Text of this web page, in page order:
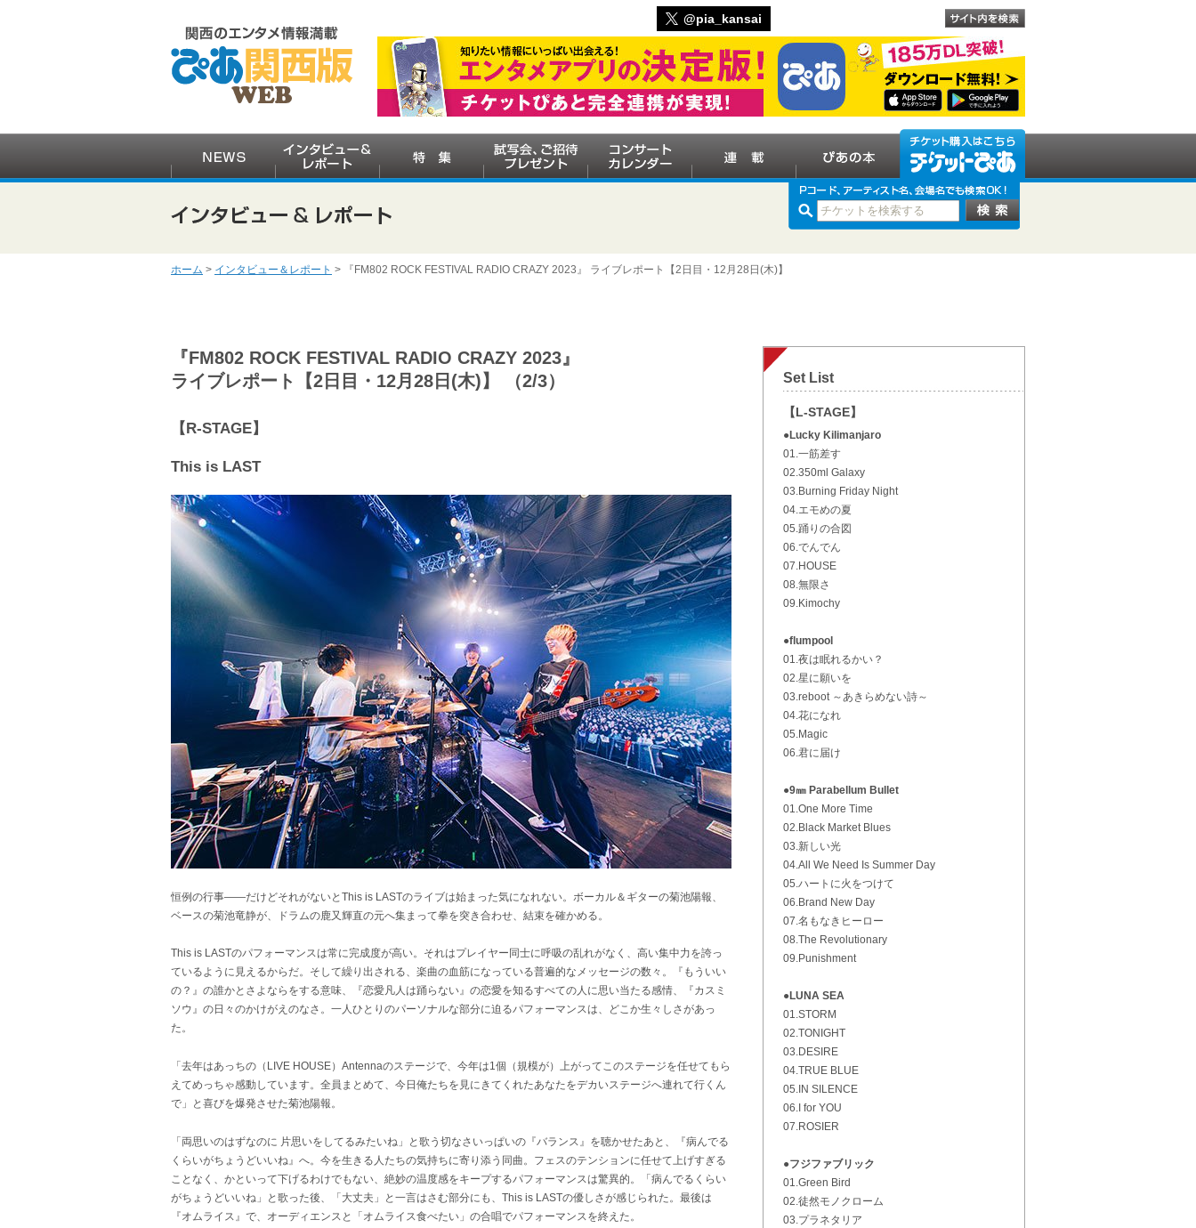
@pia_kansai
ホーム > インタビュー＆レポート > 『FM802 ROCK FESTIVAL RADIO CRAZY 2023』 ライブレポート【2日目・12月28日(木)】
『FM802 ROCK FESTIVAL RADIO CRAZY 2023』
ライブレポート【2日目・12月28日(木)】 （2/3）
【R-STAGE】
This is LAST
恒例の行事――だけどそれがないとThis is LASTのライブは始まった気になれない。ボーカル＆ギターの菊池陽報、
ベースの菊池竜静が、ドラムの鹿又輝直の元へ集まって拳を突き合わせ、結束を確かめる。
This is LASTのパフォーマンスは常に完成度が高い。それはプレイヤー同士に呼吸の乱れがなく、高い集中力を誇っ
ているように見えるからだ。そして繰り出される、楽曲の血筋になっている普遍的なメッセージの数々。『もういい
の？』の誰かとさよならをする意味、『恋愛凡人は踊らない』の恋愛を知るすべての人に思い当たる感情、『カスミ
ソウ』 の日々のかけがえのなさ。一人ひとりのパーソナルな部分に迫るパフォーマンスは、どこか生々しさがあっ
た。
「去年はあっちの（LIVE HOUSE）Antennaのステージで、今年は1個（規模が）上がってこのステージを任せてもら
えてめっちゃ感動しています。全員まとめて、今日俺たちを見にきてくれたあなたをデカいステージへ連れて行くん
で」と喜びを爆発させた菊池陽報。
「両思いのはずなのに 片思いをしてるみたいね」と歌う切なさいっぱいの『バランス』を聴かせたあと、『病んでる
くらいがちょうどいいね』へ。今を生きる人たちの気持ちに寄り添う同曲。フェスのテンションに任せて上げすぎる
ことなく、かといって下げるわけでもない、絶妙の温度感をキープするパフォーマンスは驚異的。「病んでるくらい
がちょうどいいね」と歌った後、「大丈夫」と一言はさむ部分にも、This is LASTの優しさが感じられた。最後は
『オムライス』で、オーディエンスと「オムライス食べたい」の合唱でパフォーマンスを終えた。
Set List
【L-STAGE】
●Lucky Kilimanjaro
01.一筋差す
02.350ml Galaxy
03.Burning Friday Night
04.エモめの夏
05.踊りの合図
06.でんでん
07.HOUSE
08.無限さ
09.Kimochy
●flumpool
01.夜は眠れるかい？
02.星に願いを
03.reboot ～あきらめない詩～
04.花になれ
05.Magic
06.君に届け
●9㎜ Parabellum Bullet
01.One More Time
02.Black Market Blues
03.新しい光
04.All We Need Is Summer Day
05.ハートに火をつけて
06.Brand New Day
07.名もなきヒーロー
08.The Revolutionary
09.Punishment
●LUNA SEA
01.STORM
02.TONIGHT
03.DESIRE
04.TRUE BLUE
05.IN SILENCE
06.I for YOU
07.ROSIER
●フジファブリック
01.Green Bird
02.徒然モノクローム
03.プラネタリア